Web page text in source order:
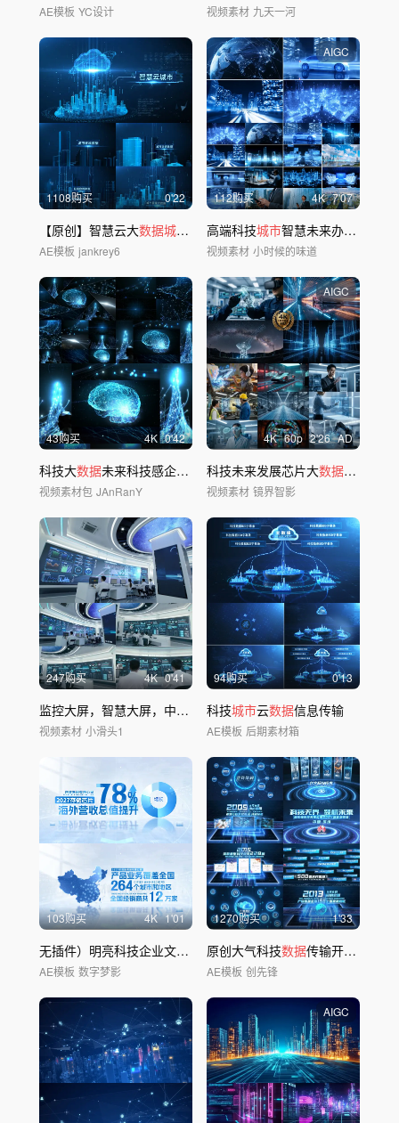
AE模板 YC设计 视频素材 九天一河
1108购买 0'22
【原创】智慧云大数据城市 演示1
AE模板 jankrey6
AIGC
112购买 4K 7'07
高端科技城市智慧未来办公互联网络智能时代
视频素材 小时候的味道
43购买 4K 0'42
科技大数据未来科技感企业地产商务
视频素材包 JAnRanY
AIGC
4K 60p 2'26 AD
科技未来发展芯片大数据科技工程
视频素材 镜界智影
247购买 4K 0'41
监控大屏，智慧大屏，中控室
视频素材 小滑头1
94购买 0'13
科技城市云数据信息传输
AE模板 后期素材箱
103购买 4K 1'01
无插件）明亮科技企业文字字幕 数据包装
AE模板 数字梦影
1270购买 1'33
原创大气科技数据传输开场片头
AE模板 创先锋
AIGC